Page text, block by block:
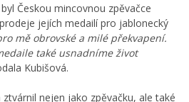
Českou mincovnou zpěvačce
jejích medailí pro jablonecký
mě obrovské a milé překvapení.
také usnadníme život
Kubišová.
nejen jako zpěvačku, ale také